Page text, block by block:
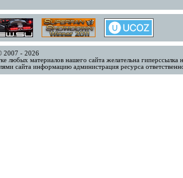
2007 - 2026
любых материалов нашего сайта желательна гиперссылка
сайта информацию администрация ресурса